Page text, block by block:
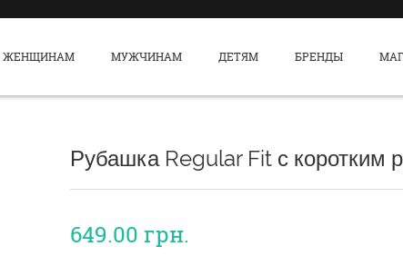
ЖЕНЩИНАМ МУЖЧИНАМ ДЕТЯМ БРЕНДЫ
Рубашка Regular Fit с коротким
649.00 грн.